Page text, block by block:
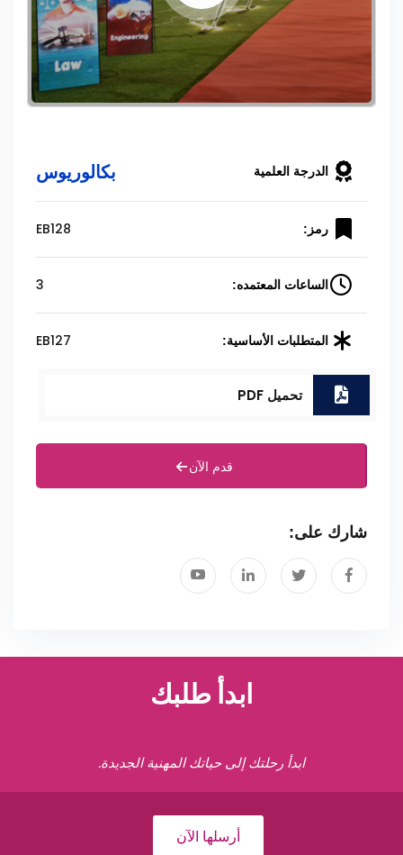
الدرجة العلمية بكالوريوس
رمز: EB128
الساعات المعتمده: 3
المتطلبات الأساسية: EB127
تحميل PDF
قدم الآن
شارك على:
ابدأ طلبك
ابدأ رحلتك إلى حياتك المهنية الجديدة.
أرسلها الآن